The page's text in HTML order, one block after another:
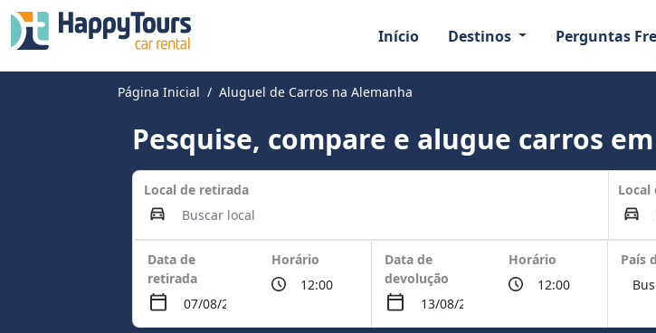
Início Destinos Perguntas
Página Inicial Aluguel de Carros na Alemanha
Pesquise, compare e alugue carros
Local de retirada Local
Data de
retirada
Horário
Data de
devolução
Horário País